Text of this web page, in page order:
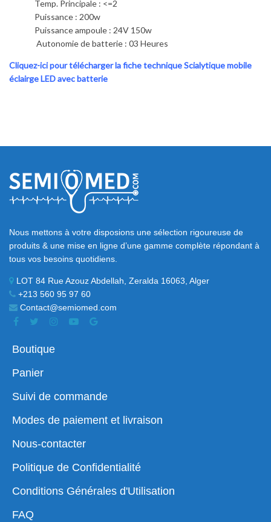
Temp. Principale : <=2
Puissance : 200w
Puissance ampoule : 24V 150w
Autonomie de batterie : 03 Heures
Cliquez-ici pour télécharger la fiche technique Scialytique mobile
éclairge LED avec batterie
Nous mettons à votre disposions une sélection rigoureuse de
produits & une mise en ligne d’une gamme complète répondant à
tous vos besoins quotidiens.
LOT 84 Rue Azouz Abdellah, Zeralda 16063, Alger
+213 560 95 97 60
Contact@semiomed.com
Boutique
Panier
Suivi de commande
Modes de paiement et livraison
Nous-contacter
Politique de Confidentialité
Conditions Générales d'Utilisation
FAQ